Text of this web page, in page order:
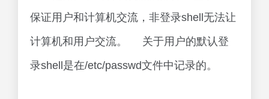
保证用户和计算机交流，非登录shell无法让
计算机和用户交流。 关于用户的默认登
录shell是在/etc/passwd文件中记录的。